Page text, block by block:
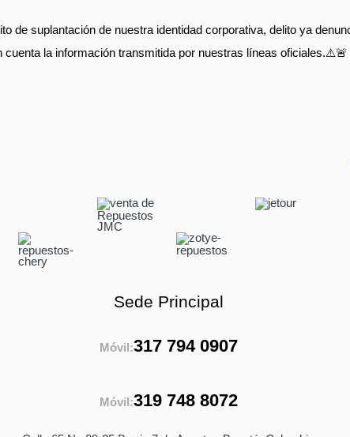
de suplantación de nuestra identidad corporativa, delito ya
cuenta la información transmitida por nuestras líneas oficiales.⚠️🚨
Sede Principal
Móvil:317 794 0907
Móvil:319 748 8072